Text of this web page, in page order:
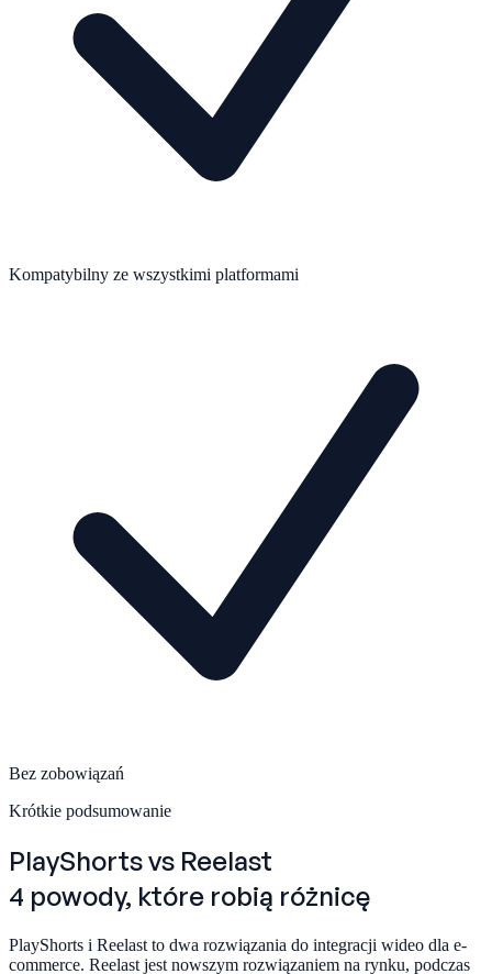
Kompatybilny ze wszystkimi platformami
Bez zobowiązań
Krótkie podsumowanie
PlayShortsvs Reelast
4 powody, które robią różnicę
PlayShorts i Reelast to dwa rozwiązania do integracji wideo dla e-
commerce. Reelast jest nowszym rozwiązaniem na rynku, podczas